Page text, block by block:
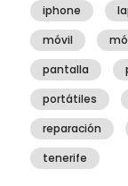
iphone
móvil
pantalla
portátiles
reparación
tenerife